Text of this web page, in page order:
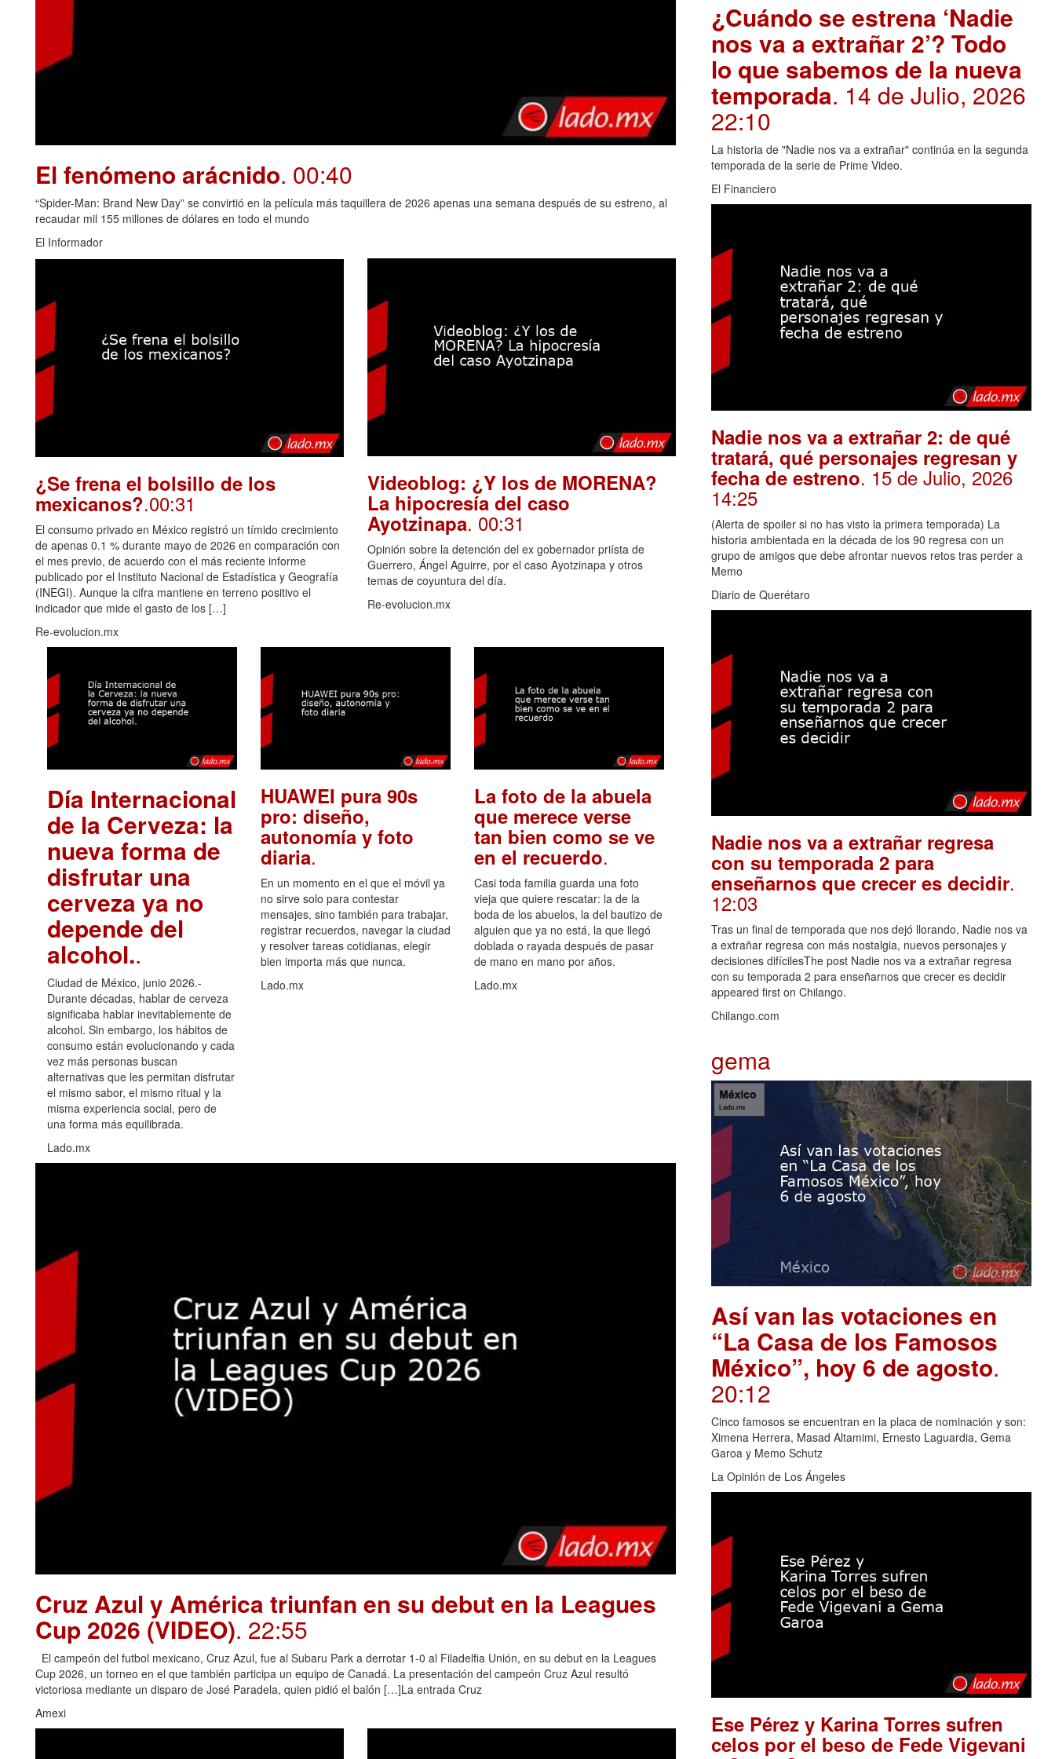
El fenómeno arácnido. 00:40
“Spider-Man: Brand New Day” se convirtió en la película más taquillera de 2026 apenas una semana después de su estreno, al
recaudar mil 155 millones de dólares en todo el mundo
El Informador
¿Se frena el bolsillo de los
mexicanos?.00:31
El consumo privado en México registró un tímido crecimiento
de apenas 0.1 % durante mayo de 2026 en comparación con
el mes previo, de acuerdo con el más reciente informe
publicado por el Instituto Nacional de Estadística y Geografía
(INEGI). Aunque la cifra mantiene en terreno positivo el
indicador que mide el gasto de los […]
Re-evolucion.mx
Videoblog: ¿Y los de MORENA?
La hipocresía del caso
Ayotzinapa. 00:31
Opinión sobre la detención del ex gobernador priísta de
Guerrero, Ángel Aguirre, por el caso Ayotzinapa y otros
temas de coyuntura del día.
Re-evolucion.mx
Día Internacional
de la Cerveza: la
nueva forma de
disfrutar una
cerveza ya no
depende del
alcohol..
Ciudad de México, junio 2026.-
Durante décadas, hablar de cerveza
significaba hablar inevitablemente de
alcohol. Sin embargo, los hábitos de
consumo están evolucionando y cada
vez más personas buscan
alternativas que les permitan disfrutar
el mismo sabor, el mismo ritual y la
misma experiencia social, pero de
una forma más equilibrada.
Lado.mx
HUAWEI pura 90s
pro: diseño,
autonomía y foto
diaria.
En un momento en el que el móvil ya
no sirve solo para contestar
mensajes, sino también para trabajar,
registrar recuerdos, navegar la ciudad
y resolver tareas cotidianas, elegir
bien importa más que nunca.
Lado.mx
La foto de la abuela
que merece verse
tan bien como se ve
en el recuerdo.
Casi toda familia guarda una foto
vieja que quiere rescatar: la de la
boda de los abuelos, la del bautizo de
alguien que ya no está, la que llegó
doblada o rayada después de pasar
de mano en mano por años.
Lado.mx
Cruz Azul y América triunfan en su debut en la Leagues
Cup 2026 (VIDEO). 22:55
El campeón del futbol mexicano, Cruz Azul, fue al Subaru Park a derrotar 1-0 al Filadelfia Unión, en su debut en la Leagues
Cup 2026, un torneo en el que también participa un equipo de Canadá. La presentación del campeón Cruz Azul resultó
victoriosa mediante un disparo de José Paradela, quien pidió el balón […]La entrada Cruz
Amexi
¿Cuándo se estrena ‘Nadie
nos va a extrañar 2’? Todo
lo que sabemos de la nueva
temporada. 14 de Julio, 2026
22:10
La historia de "Nadie nos va a extrañar" continúa en la segunda
temporada de la serie de Prime Video.
El Financiero
Nadie nos va a extrañar 2: de qué
tratará, qué personajes regresan y
fecha de estreno. 15 de Julio, 2026
14:25
(Alerta de spoiler si no has visto la primera temporada) La
historia ambientada en la década de los 90 regresa con un
grupo de amigos que debe afrontar nuevos retos tras perder a
Memo
Diario de Querétaro
Nadie nos va a extrañar regresa
con su temporada 2 para
enseñarnos que crecer es decidir.
12:03
Tras un final de temporada que nos dejó llorando, Nadie nos va
a extrañar regresa con más nostalgia, nuevos personajes y
decisiones difícilesThe post Nadie nos va a extrañar regresa
con su temporada 2 para enseñarnos que crecer es decidir
appeared first on Chilango.
Chilango.com
gema
Así van las votaciones en
“La Casa de los Famosos
México”, hoy 6 de agosto.
20:12
Cinco famosos se encuentran en la placa de nominación y son:
Ximena Herrera, Masad Altamimi, Ernesto Laguardia, Gema
Garoa y Memo Schutz
La Opinión de Los Ángeles
Ese Pérez y Karina Torres sufren
celos por el beso de Fede Vigevani